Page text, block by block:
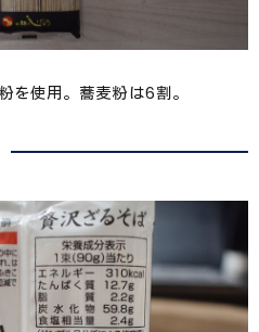
を使用。蕎麦粉は6割。